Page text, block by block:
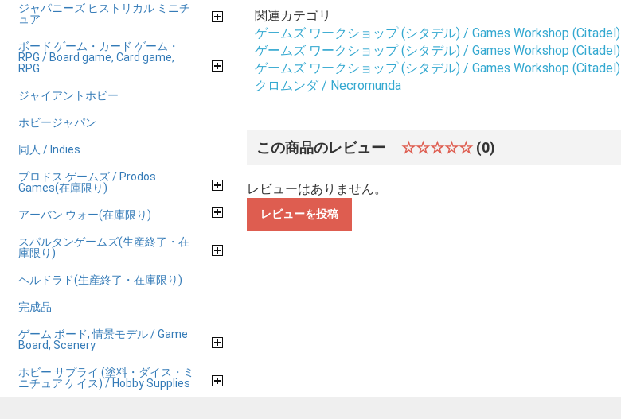
ジャパニーズ ヒストリカル ミニチ
ュア
ボード ゲーム・カード ゲーム・
RPG / Board game, Card game,
RPG
ジャイアントホビー
ホビージャパン
同人 / Indies
プロドス ゲームズ / Prodos
Games(在庫限り)
アーバン ウォー(在庫限り)
スパルタンゲームズ(生産終了・在
庫限り)
ヘルドラド(生産終了・在庫限り)
完成品
ゲーム ボード, 情景モデル / Game
Board, Scenery
ホビー サプライ (塗料・ダイス・ミ
ニチュア ケイス) / Hobby Supplies
関連カテゴリ
ゲームズ ワークショップ (シタデル) / Games Workshop (Citadel)
ゲームズ ワークショップ (シタデル) / Games Workshop (Citadel)
ゲームズ ワークショップ (シタデル) / Games Workshop (Citadel)
クロムンダ / Necromunda
この商品のレビュー ☆☆☆☆☆ (0)
レビューはありません。
レビューを投稿